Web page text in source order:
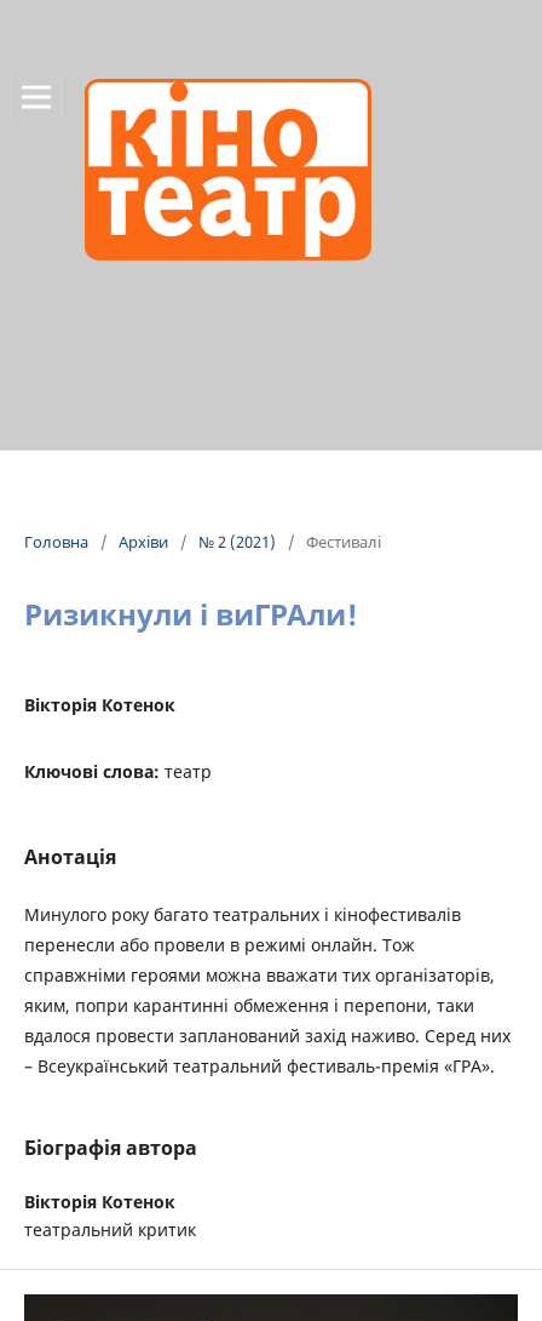
Головна / Архіви / № 2 (2021) / Фестивалі
Ризикнули і виГРАли!
Вікторія Котенок
Ключові слова: театр
Анотація
Минулого року багато театральних і кінофестивалів
перенесли або провели в режимі онлайн. Тож
справжніми героями можна вважати тих організаторів,
яким, попри карантинні обмеження і перепони, таки
вдалося провести запланований захід наживо. Серед них
– Всеукраїнський театральний фестиваль-премія «ГРА».
Біографія автора
Вікторія Котенок
театральний критик